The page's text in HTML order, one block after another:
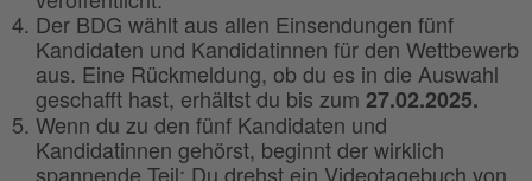
Der BDG wählt aus allen Einsendungen fünf
Kandidaten und Kandidatinnen für den Wettbewerb
aus. Eine Rückmeldung, ob du es in die Auswahl
geschafft hast, erhältst du bis zum 27.02.2025.
Wenn du zu den fünf Kandidaten und
Kandidatinnen gehörst, beginnt der wirklich
spannende Teil: Du drehst ein Videotagebuch von